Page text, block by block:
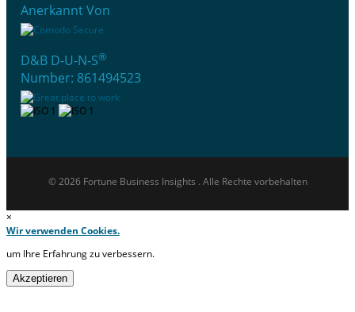
Anerkannt Von
D&B D-U-N-S®
Number: 861494523
© 2026 Fortune Business Insights . Alle Rechte vorbehalten
×
Wir verwenden Cookies.
um Ihre Erfahrung zu verbessern.
Akzeptieren